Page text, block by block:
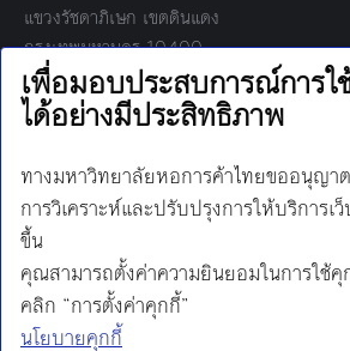
แขวงรัชดาภิเษก เขตดินแดง
กรุงเทพมหานคร 10400
โทร:
02-697-6000
เวลาทำการ:
8.30 - 17.00
Find us on:
Facebook
TwitterYouTube
Instagram
LineMail
นโยบายการคุ้มครองข้อมูลส่วนบุคคล